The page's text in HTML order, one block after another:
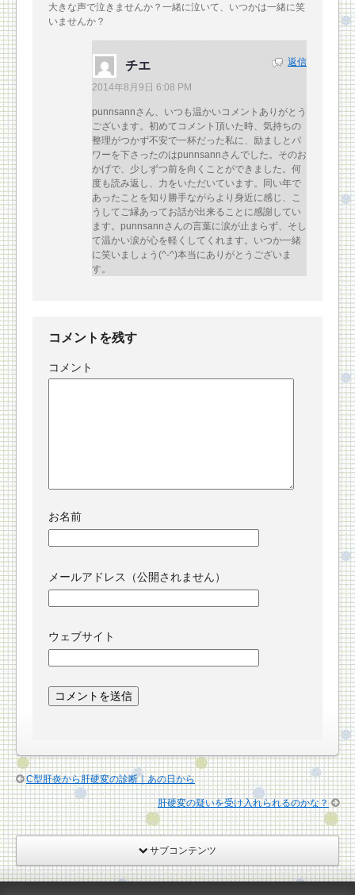
大きな声で泣きませんか？一緒に泣いて、いつかは一緒に笑
いませんか？
チエ
2014年8月9日 6:08 PM
punnsannさん、いつも温かいコメントありがとう
ございます。初めてコメント頂いた時、気持ちの
整理がつかず不安で一杯だった私に、励ましとパ
ワーを下さったのはpunnsannさんでした。そのお
かげで、少しずつ前を向くことができました。何
度も読み返し、力をいただいています。同い年で
あったことを知り勝手ながらより身近に感じ、こ
うしてご縁あってお話が出来ることに感謝してい
ます。punnsannさんの言葉に涙が止まらず、そし
て温かい涙が心を軽くしてくれます。いつか一緒
に笑いましょう(^-^)本当にありがとうございま
す。
返信
コメントを残す
コメント
お名前
メールアドレス（公開されません）
ウェブサイト
C型肝炎から肝硬変の診断｜あの日から
肝硬変の疑いを受け入れられるのかな？
サブコンテンツ